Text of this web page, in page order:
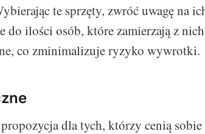
te sprzęty, zwróć uwagę na
do ilości osób, które zamierzają z
co zminimalizuje ryzyko wywrotki.
dla tych, którzy cenią